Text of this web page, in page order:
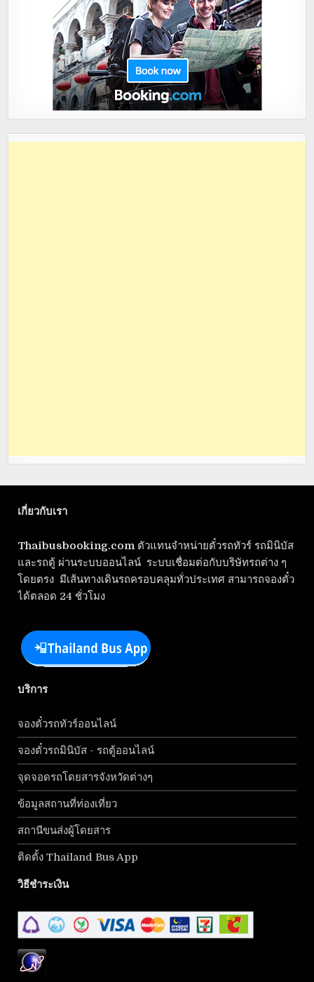
เกี่ยวกับเรา
Thaibusbooking.com ตัวแทนจำหน่ายตั๋วรถทัวร์ รถมินิบัส
และรถตู้ ผ่านระบบออนไลน์ ระบบเชื่อมต่อกับบริษัทรถต่าง ๆ
โดยตรง มีเส้นทางเดินรถครอบคลุมทั่วประเทศ สามารถจองตั๋ว
ได้ตลอด 24 ชั่วโมง
บริการ
จองตั๋วรถทัวร์ออนไลน์
จองตั๋วรถมินิบัส - รถตู้ออนไลน์
จุดจอดรถโดยสารจังหวัดต่างๆ
ข้อมูลสถานที่ท่องเที่ยว
สถานีขนส่งผู้โดยสาร
ติดตั้ง Thailand Bus App
วิธีชำระเงิน